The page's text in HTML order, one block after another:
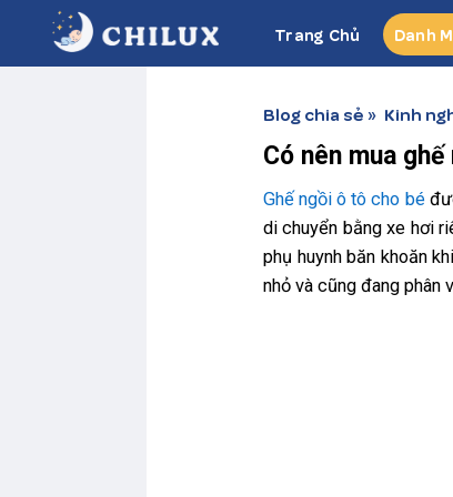
content
Trang Chủ Danh
Blog chia sẻ » Kinh
Có nên mua
Ghế ngồi ô tô cho bé
di chuyển bằng xe hơi
phụ huynh băn khoăn
nhỏ và cũng đang